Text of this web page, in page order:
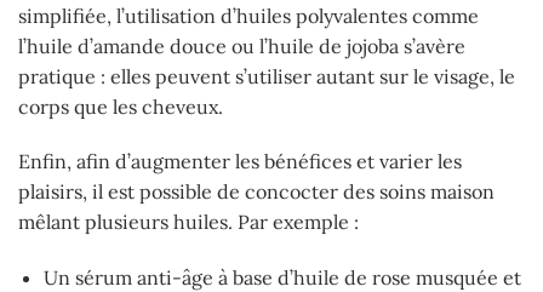
simplifiée, l’utilisation d’huiles polyvalentes comme
l’huile d’amande douce ou l’huile de jojoba s’avère
pratique : elles peuvent s’utiliser autant sur le visage, le
corps que les cheveux.
Enfin, afin d’augmenter les bénéfices et varier les
plaisirs, il est possible de concocter des soins maison
mêlant plusieurs huiles. Par exemple :
Un sérum anti-âge à base d’huile de rose musquée et